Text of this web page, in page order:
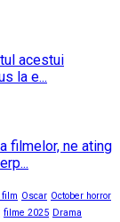
acestui
la e...
filmelor, ne ating
film Oscar October horror
filme 2025 Drama